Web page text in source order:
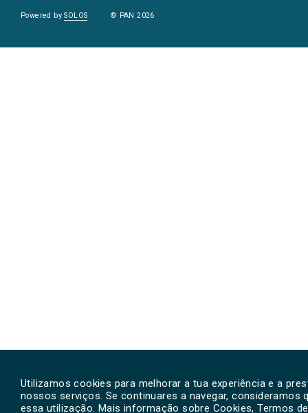
Utilizamos cookies para melhorar a tua experiência e a
nossos serviços. Se continuares a navegar, consideramos
essa utilização. Mais informação sobre Cookies, Termos
Powered bySOLOS © PAN 2026